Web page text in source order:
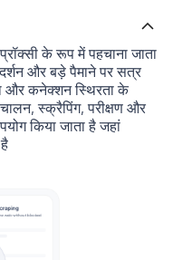
के रूप में पहचाना जाता
और बड़े पैमाने पर सत्र
और कनेक्शन स्थिरता के
स्क्रैपिंग, परीक्षण और
किया जाता है जहां